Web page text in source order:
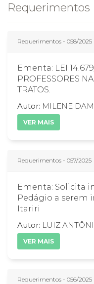
Requerimentos
Requerimentos - 058/2025
Ementa: LEI
PROFESSORES
TRATOS.
Autor: MILENE
VER MAIS
Requerimentos - 057/2025
Ementa: Solicita
Pedágio a serem
Itariri
Autor: LUIZ
VER MAIS
Requerimentos - 056/2025